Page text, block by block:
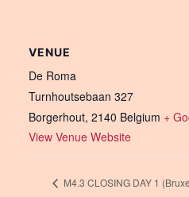
VENUE
De Roma
Turnhoutsebaan 327
Borgerhout, 2140 Belgium +
View Venue Website
M4.3 CLOSING DAY 1